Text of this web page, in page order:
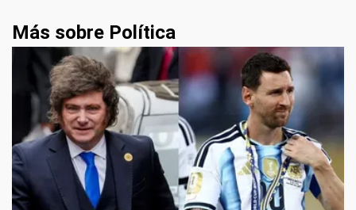
Más sobre Política